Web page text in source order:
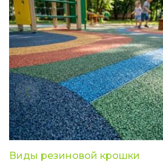
Виды резиновой крошки